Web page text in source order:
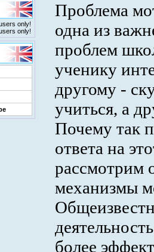
only!
only!
Проблема
одна из
проблем
ученику
другому -
учиться, а
Почему так
ответа на
рассмотрим
механизмы
более